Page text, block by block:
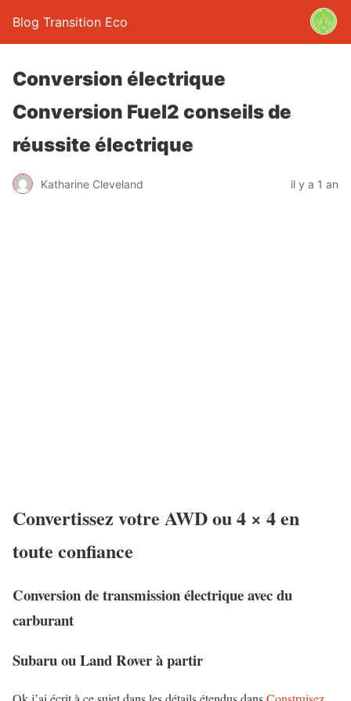
Blog Transition Eco
Conversion électrique
Conversion Fuel2 conseils de
réussite électrique
Katharine Cleveland il y a 1 an
Convertissez votre AWD ou 4 × 4 en
toute confiance
Conversion de transmission électrique avec du
carburant
Subaru ou Land Rover à partir